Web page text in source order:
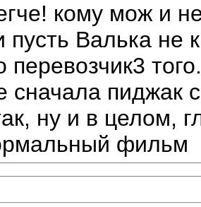
кому мож и
пусть Валька
перевозчик3
сначала пиджак
ну и в целом,
фильм